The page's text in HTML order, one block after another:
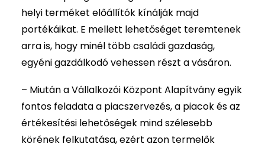
helyi terméket előállítók kínálják majd
portékáikat. E mellett lehetőséget teremtenek
arra is, hogy minél több családi gazdaság,
egyéni gazdálkodó vehessen részt a vásáron.
– Miután a Vállalkozói Központ Alapítvány egyik
fontos feladata a piacszervezés, a piacok és az
értékesítési lehetőségek mind szélesebb
körének felkutatása, ezért azon termelők